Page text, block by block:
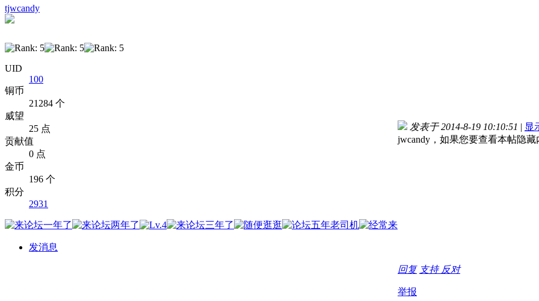
tjwcandy
UID
100
铜币
21284 个
威望
25 点
贡献值
0 点
金币
196 个
积分
2931
发消息
发表于 2014-8-19 10:10:51 | 显
jwcandy，如果您要查看本帖隐藏
回复 支持 反对
举报